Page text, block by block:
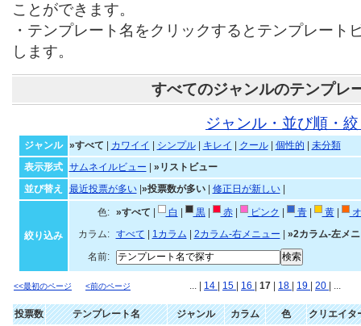
ことができます。
・テンプレート名をクリックするとテンプレート
します。
すべてのジャンルのテンプレ
ジャンル・並び順・
ジャンル »すべて カワイイ シンプル| キレイ クール| 個性的
未分類
表示形式
サムネイルビュー
»リストビュー
並び替え
最近投票が多い| »投票数が多い| 修正日が新しい|
絞り込み
色: »すべて 白 黒| 赤| ピンク 青| 黄|
カラム:
すべて 1カラム 2カラム-右メニュー
»2カラム-左メ
名前:
<<最初のページ <前のページ ... | 14 15 16 17 18 19 20 | ...
投票数 テンプレート名 ジャンル カラム 色 クリエイタ